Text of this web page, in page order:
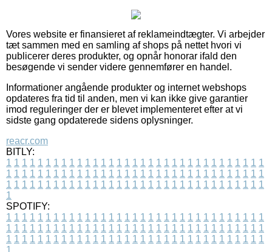
Vores website er finansieret af reklameindtægter. Vi arbejder
tæt sammen med en samling af shops på nettet hvori vi
publicerer deres produkter, og opnår honorar ifald den
besøgende vi sender videre gennemfører en handel.
Informationer angående produkter og internet webshops
opdateres fra tid til anden, men vi kan ikke give garantier
imod reguleringer der er blevet implementeret efter at vi
sidste gang opdaterede sidens oplysninger.
reacr.com
BITLY:
1 1 1 1 1 1 1 1 1 1 1 1 1 1 1 1 1 1 1 1 1 1 1 1 1 1 1 1 1 1 1 1 1
1 1 1 1 1 1 1 1 1 1 1 1 1 1 1 1 1 1 1 1 1 1 1 1 1 1 1 1 1 1 1 1 1
1 1 1 1 1 1 1 1 1 1 1 1 1 1 1 1 1 1 1 1 1 1 1 1 1 1 1 1 1 1 1 1 1
1
SPOTIFY:
1 1 1 1 1 1 1 1 1 1 1 1 1 1 1 1 1 1 1 1 1 1 1 1 1 1 1 1 1 1 1 1 1
1 1 1 1 1 1 1 1 1 1 1 1 1 1 1 1 1 1 1 1 1 1 1 1 1 1 1 1 1 1 1 1 1
1 1 1 1 1 1 1 1 1 1 1 1 1 1 1 1 1 1 1 1 1 1 1 1 1 1 1 1 1 1 1 1 1
1